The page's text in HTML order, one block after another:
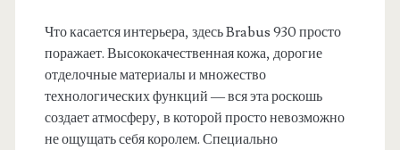
Что касается интерьера, здесь Brabus 930 просто
поражает. Высококачественная кожа, дорогие
отделочные материалы и множество
технологических функций — вся эта роскошь
создает атмосферу, в которой просто невозможно
не ощущать себя королем. Специально